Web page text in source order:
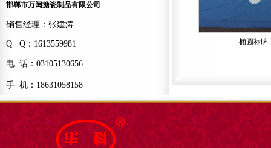
邯郸市万闰搪瓷制品有限公司
销售经理：张建涛
Q Q：1613559981
电 话：03105130656
手 机：18631058158
椭圆标牌